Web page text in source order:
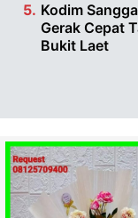
Kodim
Gerak Cepat
Bukit Laet